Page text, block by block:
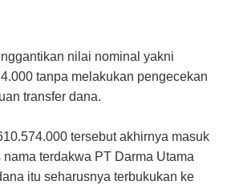
nilai nominal yakni
tanpa melakukan pengecekan
transfer dana.
tersebut akhirnya masuk
terdakwa PT Darma Utama
itu seharusnya terbukukan ke